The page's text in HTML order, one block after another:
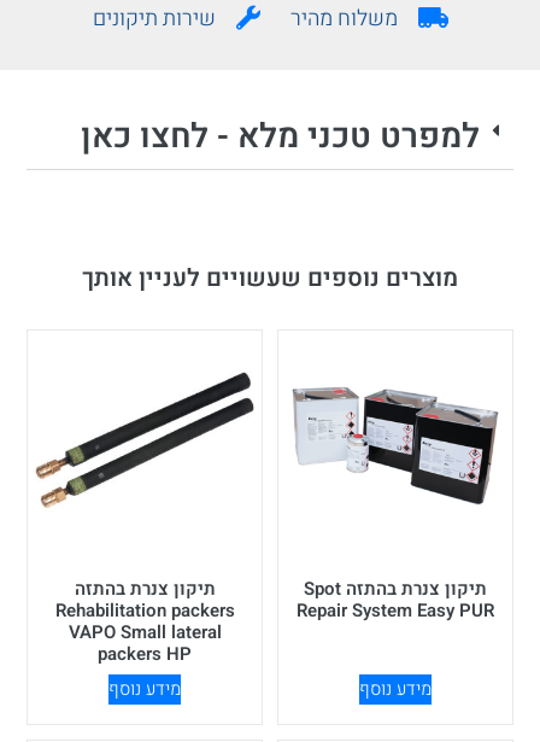
משלוח מהיר
שירות תיקונים
למפרט טכני מלא - לחצו כאן
מוצרים נוספים שעשויים לעניין אותך
תיקון צנרת בהתזה Spot
Repair System Easy PUR
מידע נוסף
תיקון צנרת בהתזה
Rehabilitation packers
VAPO Small lateral
packers HP
מידע נוסף